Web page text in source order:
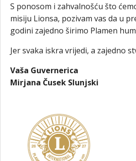
S ponosom i zahvalnošću što
misiju Lionsa, pozivam vas da u
godini zajedno širimo Plamen
Jer svaka iskra vrijedi, a zajedno
Vaša Guvernerica
Mirjana Čusek Slunjski